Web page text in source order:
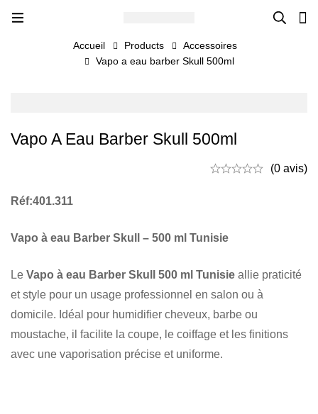
Accueil Products
Accessoires
Vapo a eau barber Skull 500ml
Vapo A Eau Barber Skull 500ml
(0 avis)
Réf:401.311
Vapo à eau Barber Skull – 500 ml Tunisie
Le Vapo à eau Barber Skull 500 ml Tunisie allie praticité
et style pour un usage professionnel en salon ou à
domicile. Idéal pour humidifier cheveux, barbe ou
moustache, il facilite la coupe, le coiffage et les finitions
avec une vaporisation précise et uniforme.